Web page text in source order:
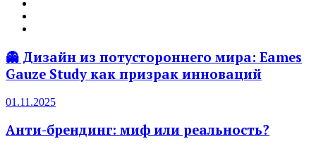
👻 Дизайн из потустороннего мира: Eames
Gauze Study как призрак инноваций
01.11.2025
Анти-брендинг: миф или реальность?